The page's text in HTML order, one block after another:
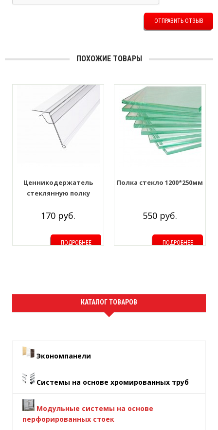
ОТПРАВИТЬ ОТЗЫВ
ПОХОЖИЕ ТОВАРЫ
Ценникодержатель
стеклянную полку
170 руб.
ПОДРОБНЕЕ
Полка стекло 1200*250мм
550 руб.
ПОДРОБНЕЕ
КАТАЛОГ ТОВАРОВ
Экономпанели
Системы на основе хромированных труб
Модульные системы на основе
перфорированных стоек